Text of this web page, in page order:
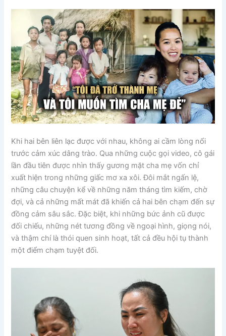
Khi hai bên liên lạc được với nhau, không ai cầm lòng nổi
trước cảm xúc dâng trào. Qua những cuộc gọi video, cô gái
lần đầu tiên được nhìn thấy gương mặt cha mẹ vốn chỉ
xuất hiện trong những giấc mơ xa xôi. Đôi mắt ngấn lệ,
những câu chuyện kể về những năm tháng tìm kiếm, chờ
đợi, và cả những mất mát đã khiến cả hai bên chạm đến sự
đồng cảm sâu sắc. Đặc biệt, khi những bức ảnh cũ được
đối chiếu, những nét tương đồng về ngoại hình, giọng nói,
và thậm chí là thói quen sinh hoạt, tất cả đều hội tụ thành
một điểm chạm tuyệt đối.